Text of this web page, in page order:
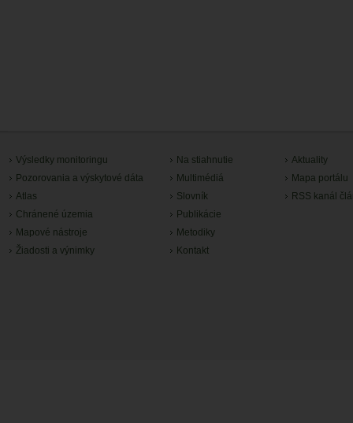
Výsledky monitoringu
Pozorovania a výskytové dáta
Atlas
Chránené územia
Mapové nástroje
Žiadosti a výnimky
Na stiahnutie
Multimédiá
Slovník
Publikácie
Metodiky
Kontakt
Aktuality
Mapa portálu
RSS kanál